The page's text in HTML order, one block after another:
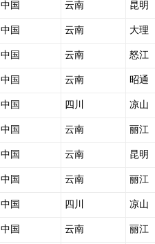
中国 云南 昆明
中国 云南 大理
中国 云南 怒江
中国 云南 昭通
中国 四川 凉山
中国 云南 丽江
中国 云南 昆明
中国 云南 丽江
中国 四川 凉山
中国 云南 丽江